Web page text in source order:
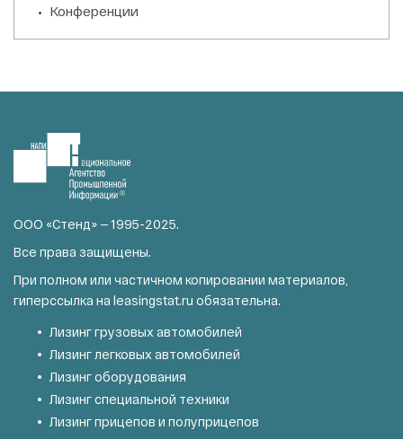
Конференции
ООО «Стенд» — 1995-2025.
Все права защищены.
При полном или частичном копировании материалов,
гиперссылка на leasingstat.ru обязательна.
Лизинг грузовых автомобилей
Лизинг легковых автомобилей
Лизинг оборудования
Лизинг специальной техники
Лизинг прицепов и полуприцепов